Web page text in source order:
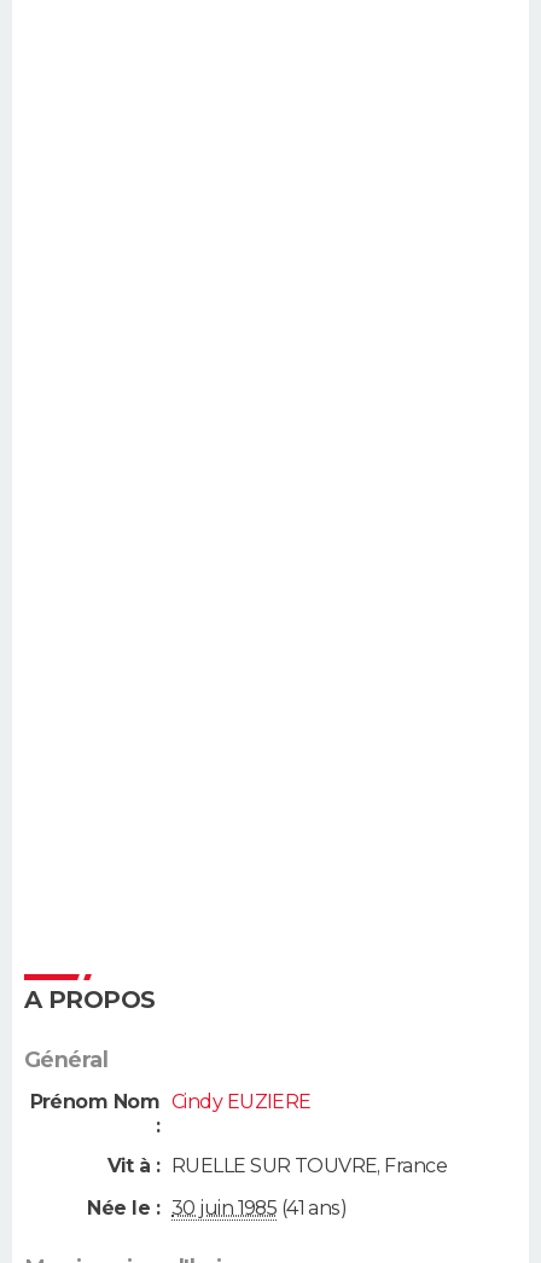
A PROPOS
Général
Prénom Nom
:
Cindy EUZIERE
Vit à : RUELLE SUR TOUVRE, France
Née le : 30 juin 1985 (41 ans)